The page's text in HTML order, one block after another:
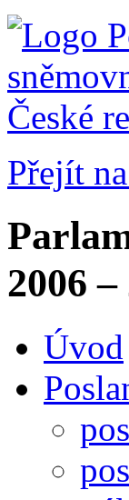
Přejít
2006 –
Úvod